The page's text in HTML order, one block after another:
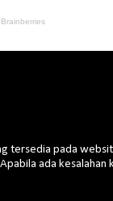
pada
ada